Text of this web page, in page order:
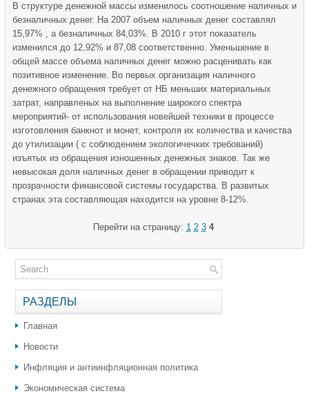
В структуре денежной массы изменилось соотношение наличных и
безналичных денег. На 2007 объем наличных денег составлял
15,97% , а безналичных 84,03%. В 2010 г этот показатель
изменился до 12,92% и 87,08 соответственно. Уменьшение в
общей массе объема наличных денег можно расценивать как
позитивное изменение. Во первых организация наличного
денежного обращения требует от НБ меньших материальных
затрат, направленых на выполнение широкого спектра
мероприятий- от использования новейшей техники в процессе
изготовления банкнот и монет, контроля их количества и качества
до утилизации ( с соблюдением экологичечких требований)
изъятых из обращения изношенных денежных знаков. Так же
невысокая доля наличных денег в обращении приводит к
прозрачности финансовой системы государства. В развитых
странах эта составляющая находится на уровне 8-12%.
Перейти на страницу: 1 2 3 4
РАЗДЕЛЫ
Главная
Новости
Инфляция и антиинфляционная политика
Экономическая система